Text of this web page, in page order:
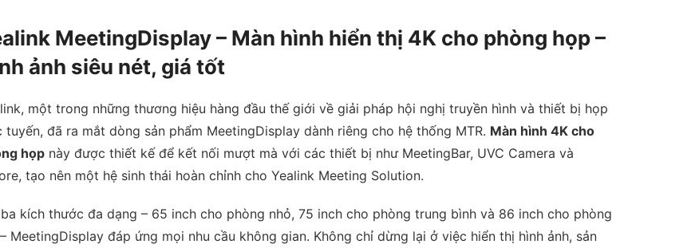
MeetingDisplay – Màn hình hiển thị 4K cho phòng họp –
ảnh siêu nét, giá tốt
một trong những thương hiệu hàng đầu thế giới về giải pháp hội nghị truyền hình và thiết bị họp
tuyến, đã ra mắt dòng sản phẩm MeetingDisplay dành riêng cho hệ thống MTR. Màn hình 4K cho
họp này được thiết kế để kết nối mượt mà với các thiết bị như MeetingBar, UVC Camera và
tạo nên một hệ sinh thái hoàn chỉnh cho Yealink Meeting Solution.
kích thước đa dạng – 65 inch cho phòng nhỏ, 75 inch cho phòng trung bình và 86 inch cho phòng
MeetingDisplay đáp ứng mọi nhu cầu không gian. Không chỉ dừng lại ở việc hiển thị hình ảnh, sản